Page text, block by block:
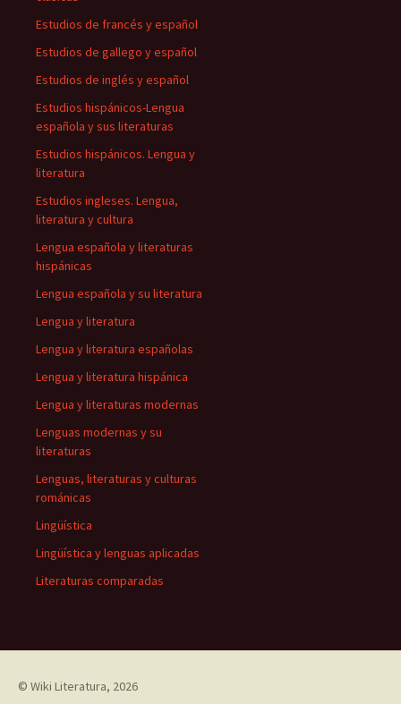
Estudios de francés y español
Estudios de gallego y español
Estudios de inglés y español
Estudios hispánicos-Lengua
española y sus literaturas
Estudios hispánicos. Lengua y
literatura
Estudios ingleses. Lengua,
literatura y cultura
Lengua española y literaturas
hispánicas
Lengua española y su literatura
Lengua y literatura
Lengua y literatura españolas
Lengua y literatura hispánica
Lengua y literaturas modernas
Lenguas modernas y su
literaturas
Lenguas, literaturas y culturas
románicas
Lingüística
Lingüística y lenguas aplicadas
Literaturas comparadas
© Wiki Literatura, 2026